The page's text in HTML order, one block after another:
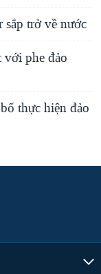
sắp trở về nước
với phe đảo
thực hiện đảo